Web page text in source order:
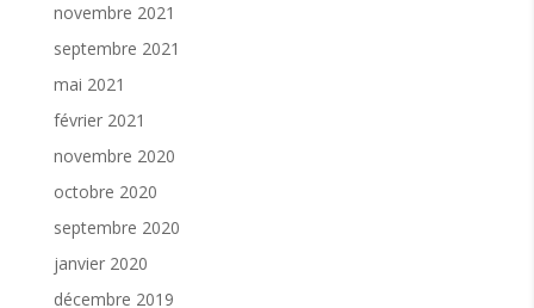
novembre 2021
septembre 2021
mai 2021
février 2021
novembre 2020
octobre 2020
septembre 2020
janvier 2020
décembre 2019